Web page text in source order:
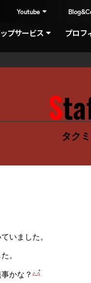
Youtube
プサービス プロフ
タク
いました。
。
かな？